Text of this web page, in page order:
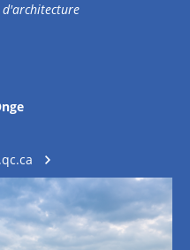
d'architecture